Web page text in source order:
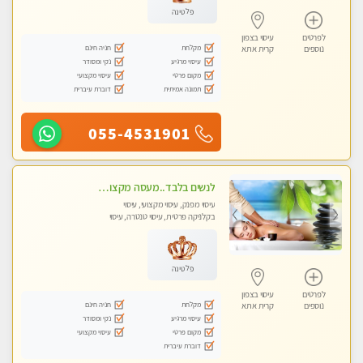
לפרטים
נוספים
עיסוי בצפון
קרית אתא
פלטינה
מקלחת
חניה חינם
עיסוי מרגיע
נקי ומסודר
מקום פרטי
עיסוי מקצועי
תמונה אמיתית
דוברת עיברית
055-4531901
לפרטים
נוספים
עיסוי בצפון
קרית אתא
לנשים בלבד..מעסה מקצועי לנשים בלבד
עיסוי מפנק, עיסוי מקצועי, עיסוי
בקלניקה פרטית, עיסוי טנטרה, עיסוי
פלטינה
מקלחת
חניה חינם
עיסוי מרגיע
נקי ומסודר
מקום פרטי
עיסוי מקצועי
דוברת עיברית